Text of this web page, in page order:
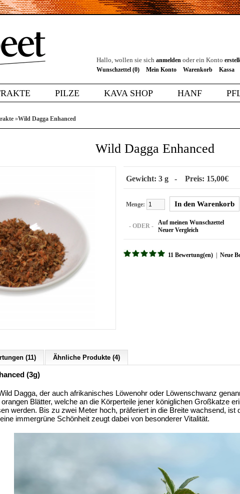
Hallo, wollen sie sich anmelden oder ein Konto
Wunschzettel (0) Mein Konto Warenkorb Kassa
PILZE KAVA SHOP HANF
»Wild Dagga Enhanced
Wild Dagga Enhanced
Gewicht: 3 g - Preis: 15,00€
Menge:
- ODER -
Auf meinen Wunschzettel
Neuer Vergleich
11 Bewertung(en) Neue
(11) Ähnliche Produkte (4)
(3g)
Dagga, der auch afrikanisches Löwenohr oder Löwenschwanz
Blätter, welche an die Körperteile jener königlichen Großkatze
werden. Bis zu zwei Meter hoch, präferiert in die Breite wachsend,
immergrüne Schönheit zeugt dabei von besonderer Vitalität.